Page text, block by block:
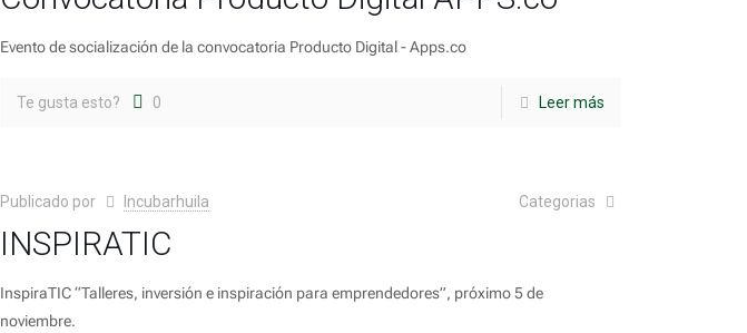
Evento de socialización de la convocatoria Producto Digital - Apps.co
Te gusta esto? 0 Leer más
Publicado por Incubarhuila Categorias
INSPIRATIC
InspiraTIC “Talleres, inversión e inspiración para emprendedores”, próximo 5 de
noviembre.